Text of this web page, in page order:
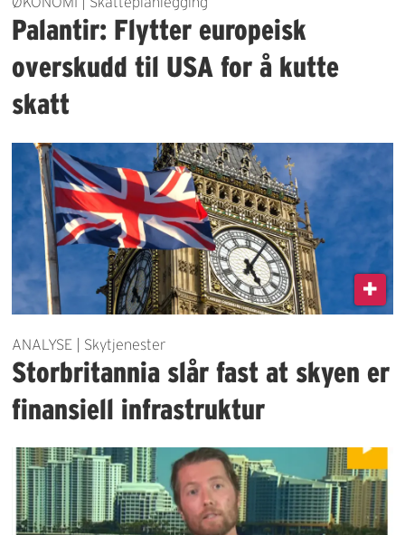
Palantir: Flytter europeisk
overskudd til USA for å kutte
skatt
ANALYSE | Skytjenester
Storbritannia slår fast at skyen er
finansiell infrastruktur